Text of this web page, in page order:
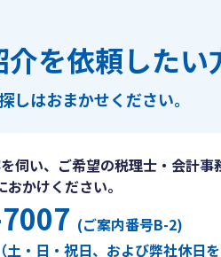
を依頼したい
しはおまかせください。
伺い、ご希望の税理士・会計事
かけください。
(ご案内番号B-2)
・日・祝日、および弊社休日